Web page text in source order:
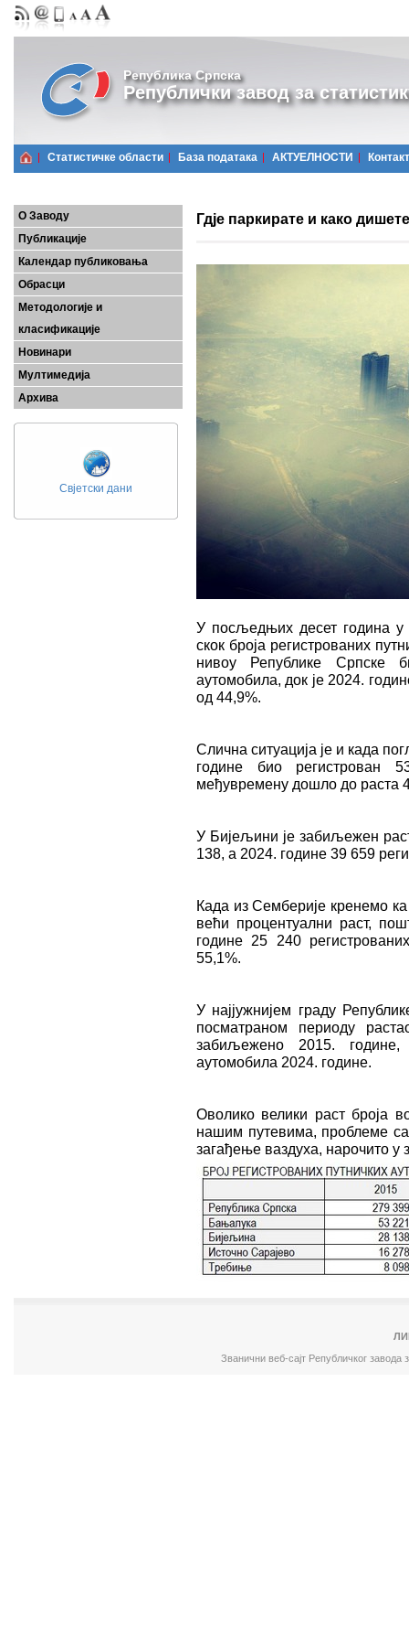
Република Српска
Републички завод за
Статистичке области Базa података АКТУЕЛНОСТИ Контакт
О Заводу
Публикације
Календар публиковања
Обрасци
Методологије и
класификације
Новинари
Мултимедија
Архива
Свјетски дани
Гдје паркирате и како
У посљедњих десет година у
скок броја регистрованих
нивоу Републике Српске
аутомобила, док је 2024.
од 44,9%.
Слична ситуација је и када
године био регистрован
међувремену дошло до раста
У Бијељини је забиљежен
138, а 2024. године 39 659
Када из Семберије кренемо
већи процентуални раст,
године 25 240
55,1%.
У најјужнијем граду
посматраном периоду
забиљежено 2015.
аутомобила 2024. године.
Оволико велики раст броја
нашим путевима, проблеме
загађење ваздуха, нарочито у
Званични веб-сајт Републичког